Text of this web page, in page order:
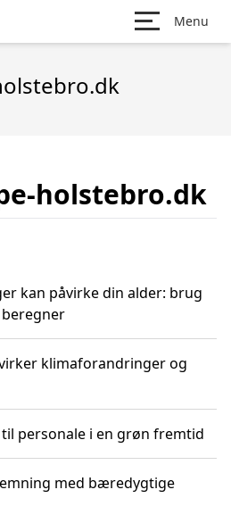
Menu
holstebro.dk
kan påvirke din alder: brug
klimaforandringer og
personale i en grøn fremtid
med bæredygtige